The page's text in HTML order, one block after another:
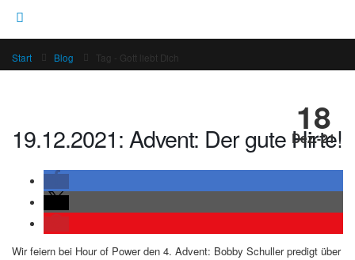
Start Blog Tag - Gott liebt Dich
18
Dez.-21
19.12.2021: Advent: Der gute Hirte!
Wir feiern bei Hour of Power den 4. Advent: Bobby Schuller predigt über